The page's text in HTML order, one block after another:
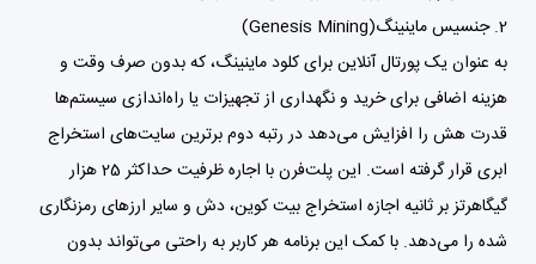
2. جنسیس ماینینگ(Genesis Mining)
به عنوان یک پورتال آنلاین برای کلود ماینینگ، که بدون صرف وقت و
هزینه اضافی برای خرید و نگهداری از تجهیزات یا راه‌اندازی سیستم‌ها
قدرت هش را افزایش می‌دهد در رتبه دوم برترین سایت‌های استخراج
ابری قرار گرفته است. این پلت‌فرن با اجاره ظرفیت حداکثر 25 هزار
گیگاهرتز بر ثانیه اجازه استخراج بیت کوین، دش و سایر ارزهای رمزنگاری
شده را می‌دهد. با کمک این برنامه هر کاربر به راحتی می‌تواند بدون